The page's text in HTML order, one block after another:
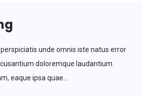
unde omnis iste natus error
doloremque laudantium
eaque ipsa quae...